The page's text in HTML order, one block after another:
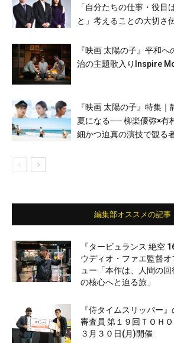
「自分たちの仕事・役目
と」考えることの大切さ
『映画 太陽の子』平和
治の主題歌入りInspire
『映画 太陽の子』特集
夏になる── 柳楽優弥×有
細かつ迫真の演技で観る
編集部オススメの記事
『タービュランス 絶空
ウディオ・ファエ監督
ュー「本作は、人間の
の核心へと迫る旅」
『侍タイムスリッパー
審査員 第１９回ＴＯＨ
３月３０日(月)開催